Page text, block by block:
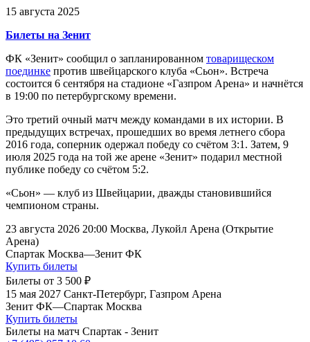
15 августа 2025
Билеты на Зенит
ФК «Зенит» сообщил о запланированном товарищеском
поединке против швейцарского клуба «Сьон». Встреча
состоится 6 сентября на стадионе «Газпром Арена» и начнётся
в 19:00 по петербургскому времени.
Это третий очный матч между командами в их истории. В
предыдущих встречах, прошедших во время летнего сбора
2016 года, соперник одержал победу со счётом 3:1. Затем, 9
июля 2025 года на той же арене «Зенит» подарил местной
публике победу со счётом 5:2.
«Сьон» — клуб из Швейцарии, дважды становившийся
чемпионом страны.
23 августа 2026 20:00 Москва, Лукойл Арена (Открытие
Арена)
Спартак Москва—Зенит ФК
Купить билеты
Билеты от 3 500 ₽
15 мая 2027 Санкт-Петербург, Газпром Арена
Зенит ФК—Спартак Москва
Купить билеты
Билеты на матч Спартак - Зенит